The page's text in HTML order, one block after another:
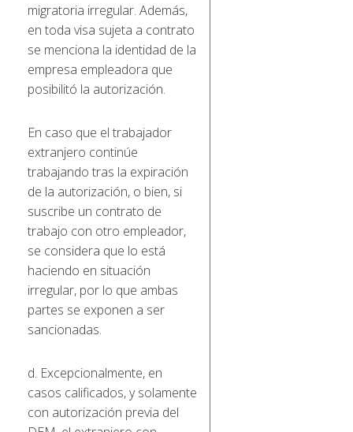
migratoria irregular. Además,
en toda visa sujeta a contrato
se menciona la identidad de la
empresa empleadora que
posibilitó la autorización.
En caso que el trabajador
extranjero continúe
trabajando tras la expiración
de la autorización, o bien, si
suscribe un contrato de
trabajo con otro empleador,
se considera que lo está
haciendo en situación
irregular, por lo que ambas
partes se exponen a ser
sancionadas.
d. Excepcionalmente, en
casos calificados, y solamente
con autorización previa del